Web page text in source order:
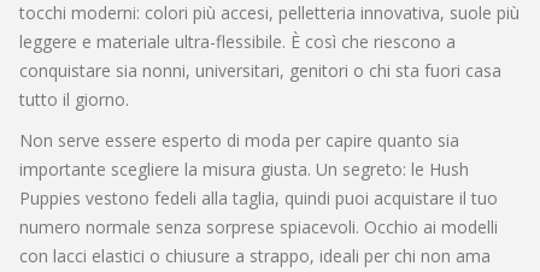
tocchi moderni: colori più accesi, pelletteria innovativa, suole più
leggere e materiale ultra-flessibile. È così che riescono a
conquistare sia nonni, universitari, genitori o chi sta fuori casa
tutto il giorno.
Non serve essere esperto di moda per capire quanto sia
importante scegliere la misura giusta. Un segreto: le Hush
Puppies vestono fedeli alla taglia, quindi puoi acquistare il tuo
numero normale senza sorprese spiacevoli. Occhio ai modelli
con lacci elastici o chiusure a strappo, ideali per chi non ama